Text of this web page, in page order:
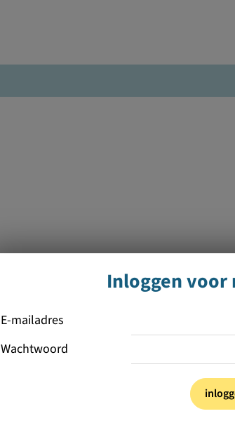
Inloggen
E-mailadres
Wachtwoord